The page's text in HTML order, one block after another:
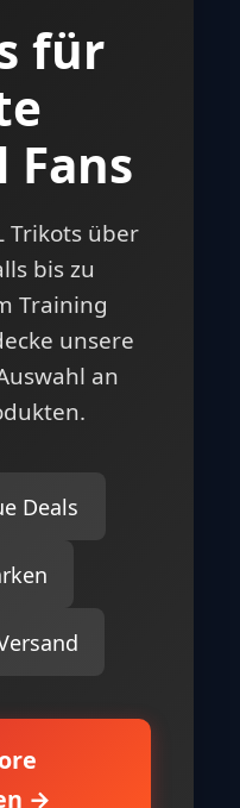
für
Fans
Trikots über
bis zu
Training
unsere
an
Deals
→